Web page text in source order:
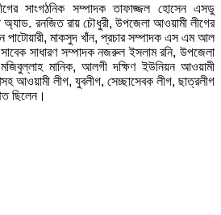
সাংগঠনিক সম্পাদক তাফাজ্জল হোসেন এসডু
অ্যাড. রনজিত রায় চৌধুরী, উপজেলা আওয়ামী লীগের
পাটোয়ারী, মাকসুদ খাঁন, প্রচার সম্পাদক এস এম আল
সাধারণ সম্পাদক নজরুল ইসলাম রনি, উপজেলা
মানিক, আলগী দক্ষিণ ইউনিয়ন আওয়ামী
আওয়ামী লীগ, যুবলীগ, সেচ্ছাসেবক লীগ, ছাত্রলীগ
ছিলেন।